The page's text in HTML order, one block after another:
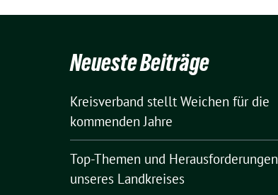
Neueste Beiträge
Kreisverband stellt Weichen für die
kommenden Jahre
Top-Themen und Herausforderungen
unseres Landkreises